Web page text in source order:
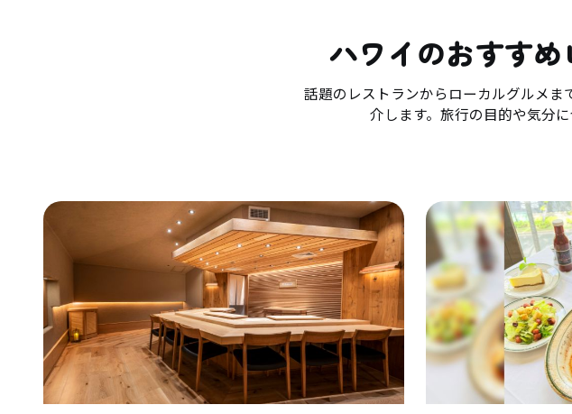
ハワイのおすす
話題のレストランからローカルグルメ
介します。旅行の目的や気分